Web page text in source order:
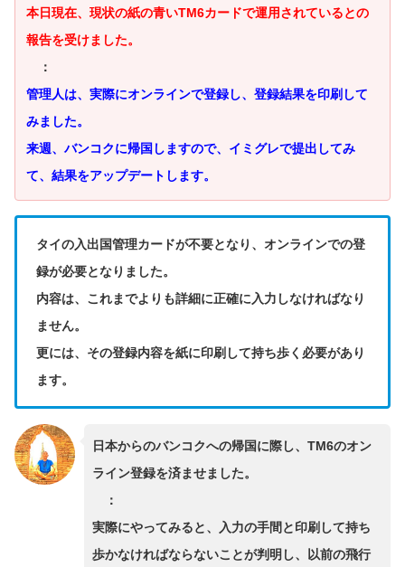
本日現在、現状の紙の青いTM6カードで運用されているとの
報告を受けました。
：
管理人は、実際にオンラインで登録し、登録結果を印刷して
みました。
来週、バンコクに帰国しますので、イミグレで提出してみ
て、結果をアップデートします。
タイの入出国管理カードが不要となり、オンラインでの登
録が必要となりました。
内容は、これまでよりも詳細に正確に入力しなければなり
ません。
更には、その登録内容を紙に印刷して持ち歩く必要があり
ます。
日本からのバンコクへの帰国に際し、TM6のオン
ライン登録を済ませました。
：
実際にやってみると、入力の手間と印刷して持ち
歩かなければならないことが判明し、以前の飛行